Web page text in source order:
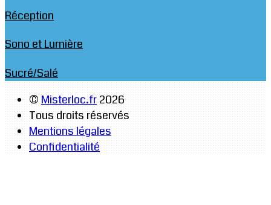
Réception
Sono et Lumière
Sucré/Salé
©Misterloc.fr2026
Tous droits réservés
Mentions légales
Confidentialité